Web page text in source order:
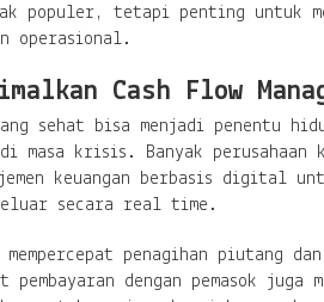
populer, tetapi penting untuk
operasional.
Cash Flow
sehat bisa menjadi penentu
di masa krisis. Banyak
keuangan berbasis digital
secara real time.
penagihan piutang dan
pembayaran dengan pemasok juga